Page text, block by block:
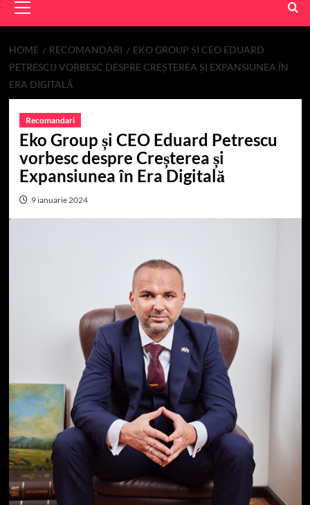
Menu
HOME RECOMANDARI
EKO GROUP ȘI CEO EDUARD
PETRESCU VORBESC DESPRE CREȘTEREA ȘI EXPANSIUNEA ÎN
ERA DIGITALĂ
Recomandari
Eko Group și CEO Eduard Petrescu
vorbesc despre Creșterea și
Expansiunea în Era Digitală
9 ianuarie 2024